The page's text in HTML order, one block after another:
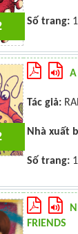
Số trang:
A
Tác giả:
Nhà xuất
Số trang:
FRIENDS